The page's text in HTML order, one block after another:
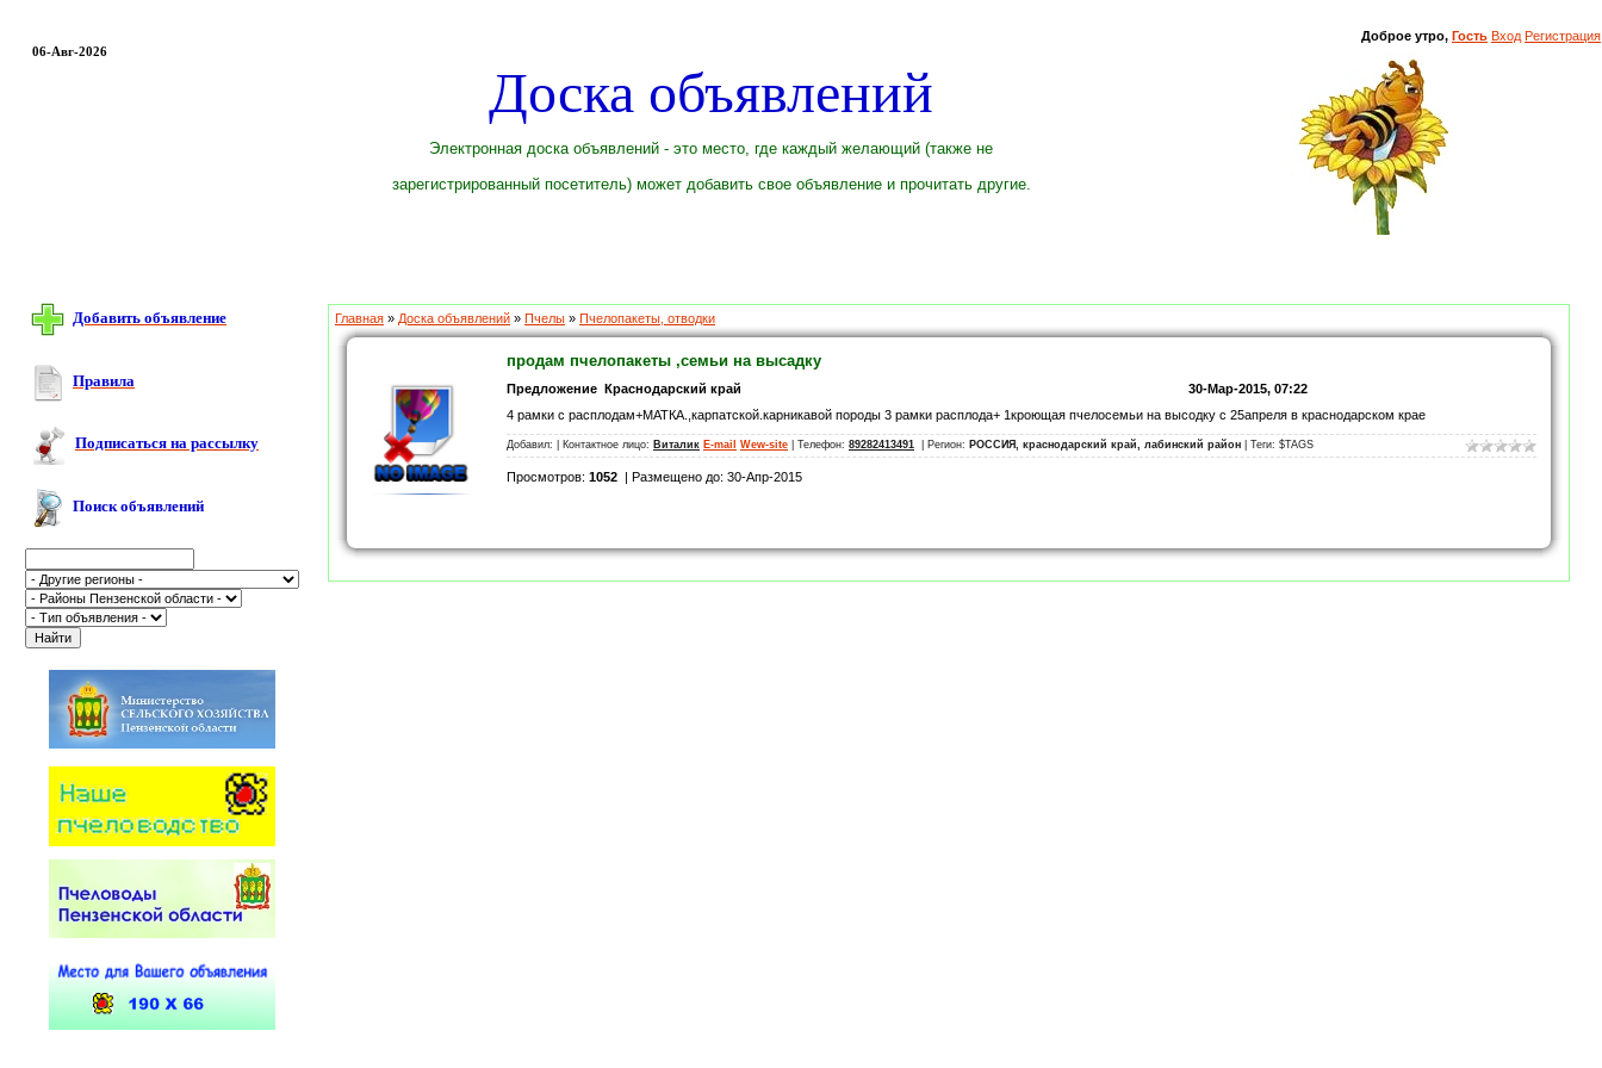
Доброе утро, Гость Вход Регистрация
06-Авг-2026
Доска объявлений
Электронная доска объявлений - это место, где каждый желающий (также не
зарегистрированный посетитель) может добавить свое объявление и прочитать другие.
Добавить объявление
Правила
Подписаться на рассылку
Поиск объявлений
Главная » Доска объявлений » Пчелы » Пчелопакеты, отводки
продам пчелопакеты ,семьи на высадку
Предложение Краснодарский край
30-Мар-2015, 07:22
4 рамки с расплодам+МАТКА.,карпатской.карникавой породы 3 рамки расплода+ 1кроющая пчелосемьи на высодку c 25апреля в краснодарском крае
Добавил: | Контактное лицо: Виталик E-mail Wew-site | Телефон: 89282413491 | Регион: РОССИЯ, краснодарский край, лабинский район | Теги: $TAGS
Просмотров: 1052 | Размещено до: 30-Апр-2015